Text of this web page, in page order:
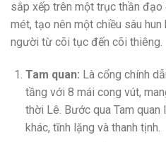
sắp xếp trên một trục thần đạo
mét, tạo nên một chiều sâu
người từ cõi tục đến cõi thiêng.
Tam quan: Là cổng chính
tầng với 8 mái cong vút,
thời Lê. Bước qua Tam
khác, tĩnh lặng và thanh tịnh.